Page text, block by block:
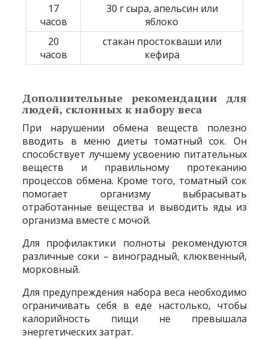
17
часов
30 г сыра, апельсин или
яблоко
20
часов
стакан простокваши или
кефира
Дополнительные рекомендации для
людей, склонных к набору веса
При нарушении обмена веществ полезно
вводить в меню диеты томатный сок. Он
способствует лучшему усвоению питательных
веществ и правильному протеканию
процессов обмена. Кроме того, томатный сок
помогает организму выбрасывать
отработанные вещества и выводить яды из
организма вместе с мочой.
Для профилактики полноты рекомендуются
различные соки – виноградный, клюквенный,
морковный.
Для предупреждения набора веса необходимо
ограничивать себя в еде настолько, чтобы
калорийность пищи не превышала
энергетических затрат.